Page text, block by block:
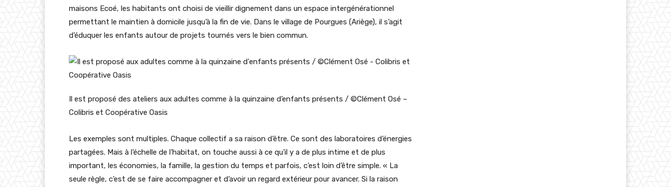
maisons Ecoé, les habitants ont choisi de vieillir dignement dans un espace intergénérationnel
permettant le maintien à domicile jusqu’à la fin de vie. Dans le village de Pourgues (Ariège), il s’agit
d’éduquer les enfants autour de projets tournés vers le bien commun.
Il est proposé des ateliers aux adultes comme à la quinzaine d’enfants présents / ©Clément Osé –
Colibris et Coopérative Oasis
Les exemples sont multiples. Chaque collectif a sa raison d’être. Ce sont des laboratoires d’énergies
partagées. Mais à l’échelle de l’habitat, on touche aussi à ce qu’il y a de plus intime et de plus
important, les économies, la famille, la gestion du temps et parfois, c’est loin d’être simple. « La
seule règle, c’est de se faire accompagner et d’avoir un regard extérieur pour avancer. Si la raison